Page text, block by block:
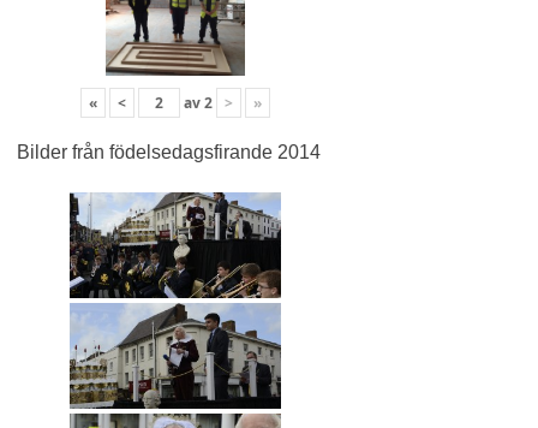
« < av2 > »
Bilder från födelsedagsfirande 2014